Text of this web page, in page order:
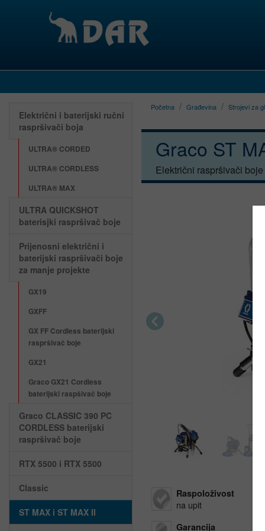
Električni i baterijski ručni
raspršivači boja
ULTRA® CORDED
ULTRA® CORDLESS
ULTRA® MAX
ULTRA QUICKSHOT
baterisjki raspršivač boje
Prijenosni električni i
baterijski raspršivači boje
za manje projekte
GX19
GXFF
GX FF Cordless baterijski
raspršivač boje
GX21
Graco GX21 Cordless
baterijski raspšivač boje
Graco CLASSIC 390 PC
CORDLESS baterijski
raspršivač boje
RTX 5500 i RTX 5500
Classic
ST MAX i ST MAX II
Početna Građevina Strojevi za
Graco ST
Električni raspršivači
Previous
Raspoloživost
na upit
Garancija